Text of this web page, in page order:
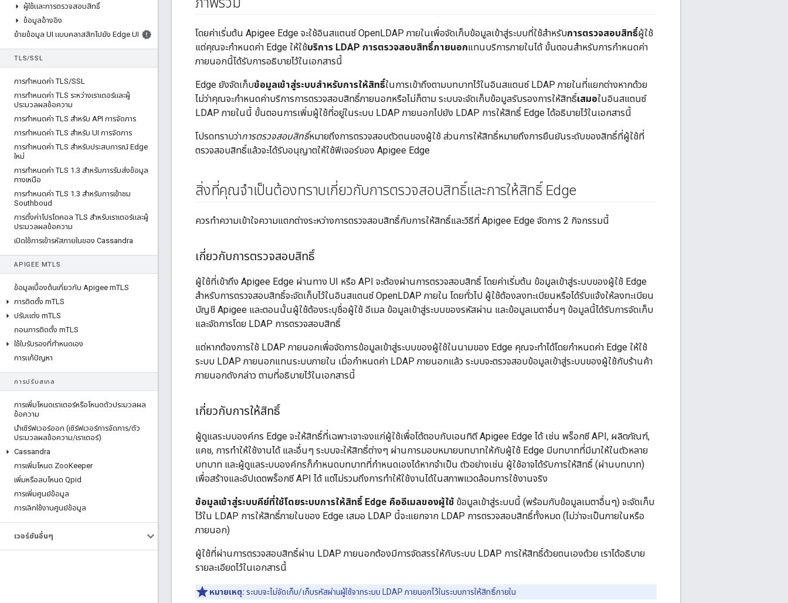
ผู้ใช้และการตรวจสอบสิทธิ์
ข้อมูลอ้างอิง
ย้ายข้อมูล UI แบบคลาสสิกไปยัง Edge UI
TLS/SSL
การกําหนดค่า TLS/SSL
การกําหนดค่า TLS ระหว่างเราเตอร์และผู้
ประมวลผลข้อความ
การกําหนดค่า TLS สําหรับ API การจัดการ
การกําหนดค่า TLS สําหรับ UI การจัดการ
การกําหนดค่า TLS สําหรับประสบการณ์ Edge
ใหม่
การกําหนดค่า TLS 1 .3 สําหรับการรับส่งข้อมูล
ทางเหนือ
การกําหนดค่า TLS 1 .3 สําหรับการเข้าชม
Southboud
การตั้งค่าโปรโตคอล TLS สําหรับเราเตอร์และผู้
ประมวลผลข้อความ
เปิดใช้การเข้ารหัสภายในของ Cassandra
APIGEE MTLS
ข้อมูลเบื้องต้นเกี่ยวกับ Apigee mTLS
การติดตั้ง mTLS
ปรับแต่ง mTLS
ถอนการติดตั้ง mTLS
ใช้ใบรับรองที่กําหนดเอง
การแก้ปัญหา
การปรับสเกล
การเพิ่มโหนดเราเตอร์หรือโหนดตัวประมวลผล
ข้อความ
นําเซิร์ฟเวอร์ออก (เซิร์ฟเวอร์การจัดการ/ตัว
ประมวลผลข้อความ/เราเตอร์)
Cassandra
การเพิ่มโหนด ZooKeeper
เพิ่มหรือลบโหนด Qpid
การเพิ่มศูนย์ข้อมูล
การเลิกใช้งานศูนย์ข้อมูล
เวอร์ชันอื่นๆ
โดยค่าเริ่มต้น Apigee Edge จะใช้อินสแตนซ์ OpenLDAP ภายในเพื่อจัดเก็บข้อมูลเข้าสู่ระบบที่ใช้สำหรับการตรวจสอบสิทธิ์ผู้ใช้
แต่คุณจะกำหนดค่า Edge ให้ใช้บริการ LDAP การตรวจสอบสิทธิ์ภายนอกแทนบริการภายในได้ ขั้นตอนสำหรับการกำหนดค่า
ภายนอกนี้ได้รับการอธิบายไว้ในเอกสารนี้
Edge ยังจัดเก็บข้อมูลเข้าสู่ระบบสำหรับการให้สิทธิ์ในการเข้าถึงตามบทบาทไว้ในอินสแตนซ์ LDAP ภายในที่แยกต่างหากด้วย
ไม่ว่าคุณจะกำหนดค่าบริการการตรวจสอบสิทธิ์ภายนอกหรือไม่ก็ตาม ระบบจะจัดเก็บข้อมูลรับรองการให้สิทธิ์เสมอในอินสแตนซ์
LDAP ภายในนี้ ขั้นตอนการเพิ่มผู้ใช้ที่อยู่ในระบบ LDAP ภายนอกไปยัง LDAP การให้สิทธิ์ Edge ได้อธิบายไว้ในเอกสารนี้
โปรดทราบว่าการตรวจสอบสิทธิ์หมายถึงการตรวจสอบตัวตนของผู้ใช้ ส่วนการให้สิทธิ์หมายถึงการยืนยันระดับของสิทธิ์ที่ผู้ใช้ที่
ตรวจสอบสิทธิ์แล้วจะได้รับอนุญาตให้ใช้ฟีเจอร์ของ Apigee Edge
สิ่งที่คุณจำเป็นต้องทราบเกี่ยวกับการตรวจสอบสิทธิ์และการให้สิทธิ์ Edge
ควรทำความเข้าใจความแตกต่างระหว่างการตรวจสอบสิทธิ์กับการให้สิทธิ์และวิธีที่ Apigee Edge จัดการ 2 กิจกรรมนี้
เกี่ยวกับการตรวจสอบสิทธิ์
ผู้ใช้ที่เข้าถึง Apigee Edge ผ่านทาง UI หรือ API จะต้องผ่านการตรวจสอบสิทธิ์ โดยค่าเริ่มต้น ข้อมูลเข้าสู่ระบบของผู้ใช้ Edge
สำหรับการตรวจสอบสิทธิ์จะจัดเก็บไว้ในอินสแตนซ์ OpenLDAP ภายใน โดยทั่วไป ผู้ใช้ต้องลงทะเบียนหรือได้รับแจ้งให้ลงทะเบียน
บัญชี Apigee และตอนนั้นผู้ใช้ต้องระบุชื่อผู้ใช้ อีเมล ข้อมูลเข้าสู่ระบบของรหัสผ่าน และข้อมูลเมตาอื่นๆ ข้อมูลนี้ได้รับการจัดเก็บ
และจัดการโดย LDAP การตรวจสอบสิทธิ์
แต่หากต้องการใช้ LDAP ภายนอกเพื่อจัดการข้อมูลเข้าสู่ระบบของผู้ใช้ในนามของ Edge คุณจะทําได้โดยกําหนดค่า Edge ให้ใช้
ระบบ LDAP ภายนอกแทนระบบภายใน เมื่อกำหนดค่า LDAP ภายนอกแล้ว ระบบจะตรวจสอบข้อมูลเข้าสู่ระบบของผู้ใช้กับร้านค้า
ภายนอกดังกล่าว ตามที่อธิบายไว้ในเอกสารนี้
เกี่ยวกับการให้สิทธิ์
ผู้ดูแลระบบองค์กร Edge จะให้สิทธิ์ที่เฉพาะเจาะจงแก่ผู้ใช้เพื่อโต้ตอบกับเอนทิตี Apigee Edge ได้ เช่น พร็อกซี API, ผลิตภัณฑ์,
แคช, การทำให้ใช้งานได้ และอื่นๆ ระบบจะให้สิทธิ์ต่างๆ ผ่านการมอบหมายบทบาทให้กับผู้ใช้ Edge มีบทบาทที่มีมาให้ในตัวหลาย
บทบาท และผู้ดูแลระบบองค์กรก็กำหนดบทบาทที่กำหนดเองได้หากจำเป็น ตัวอย่างเช่น ผู้ใช้อาจได้รับการให้สิทธิ์ (ผ่านบทบาท)
เพื่อสร้างและอัปเดตพร็อกซี API ได้ แต่ไม่รวมถึงการทำให้ใช้งานได้ในสภาพแวดล้อมการใช้งานจริง
ข้อมูลเข้าสู่ระบบคีย์ที่ใช้โดยระบบการให้สิทธิ์ Edge คืออีเมลของผู้ใช้ ข้อมูลเข้าสู่ระบบนี้ (พร้อมกับข้อมูลเมตาอื่นๆ) จะจัดเก็บ
ไว้ใน LDAP การให้สิทธิ์ภายในของ Edge เสมอ LDAP นี้จะแยกจาก LDAP การตรวจสอบสิทธิ์ทั้งหมด (ไม่ว่าจะเป็นภายในหรือ
ภายนอก)
ผู้ใช้ที่ผ่านการตรวจสอบสิทธิ์ผ่าน LDAP ภายนอกต้องมีการจัดสรรให้กับระบบ LDAP การให้สิทธิ์ด้วยตนเองด้วย เราได้อธิบาย
รายละเอียดไว้ในเอกสารนี้
หมายเหตุ: ระบบจะไม่จัดเก็บ/เก็บรหัสผ่านผู้ใช้จากระบบ LDAP ภายนอกไว้ในระบบการให้สิทธิ์ภายใน